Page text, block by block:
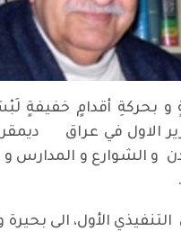
و بحركةِ أقدامٍ خفيفةٍ
الاول في عراق
و الشوارع و المدارس
التنفيذي الأول، الى